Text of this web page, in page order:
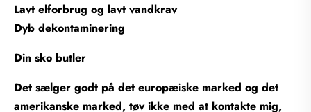
Lavt elforbrug og lavt vandkrav
Dyb dekontaminering
Din sko butler
Det sælger godt på det europæiske marked og det
amerikanske marked, tøv ikke med at kontakte mig,